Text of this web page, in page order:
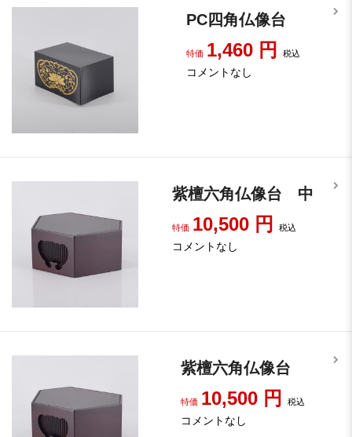
PC四角仏像台
特価 1,460 円 税込
コメントなし
紫檀六角仏像台 中
特価 10,500 円税込
コメントなし
紫檀六角仏像台
特価 10,500 円税込
コメントなし